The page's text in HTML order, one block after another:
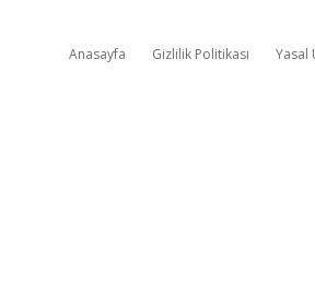
Anasayfa Gizlilik Politikası Yasal